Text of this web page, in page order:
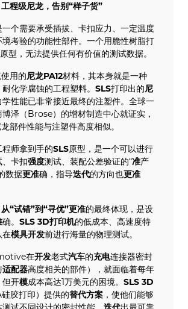
程级尼龙，告别“样子货”
一个需要承受插拔、卡扣应力、一定温度
考验的功能性部件。一个用脆性树脂打
型，无法提供任何有价值的测试数据。
用的尼龙PA12材料，其本身就是一种
化学腐蚀的工程塑料。 SLS打印出的尼
性能已非常接近最终的注塑件。全球一
泽（Brose）的增材制造中心就证实，
部件性能与注塑件高度相似。
师拿到手的SLS原型，是一个可以进行
卡扣强度测试、装配公差验证的“准产
数据更准确，指导迭代的方向也更准
“试错”到“寻优”更准的最终体现，是设
确。 SLS 3D打印机的低成本、高速度特
在模具开发前进行海量的物理测试。
在开发老式汽车的充电连接器密封
适配器高度相关的部件），就面临着每年
但开模成本高达1万美元的困境。 SLS 3D
硅胶打印）提供的替代方案 ，使他们能够